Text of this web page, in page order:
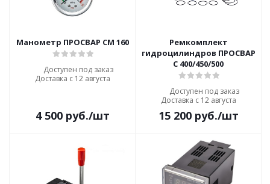
Манометр ПРОСВАР СМ 160
Доступен под заказ
Доставка с 12 августа
4 500руб./шт
Ремкомплект
гидроцилиндров ПРОСВАР
С 400/450/500
Доступен под заказ
Доставка с 12 августа
15 200руб./шт